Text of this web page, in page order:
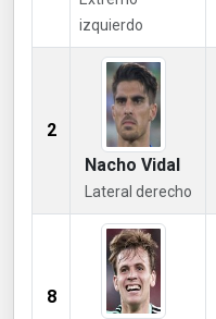
izquierdo
2
Nacho Vidal
Lateral derecho
8